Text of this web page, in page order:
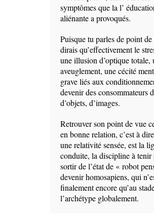
symptômes que la l’
aliénante a provoqués.
Puisque tu parles de point
dirais qu’effectivement le
une illusion d’optique totale,
aveuglement, une cécité
grave liés aux
devenir des consommateurs
d’objets, d’images.
Retrouver son point de vue
en bonne relation, c’est à
une relativité sensée, est la
conduite, la discipline à tenir
sortir de l’état de « robot
devenir homosapiens, qui
finalement encore qu’au
l’archétype globalement.